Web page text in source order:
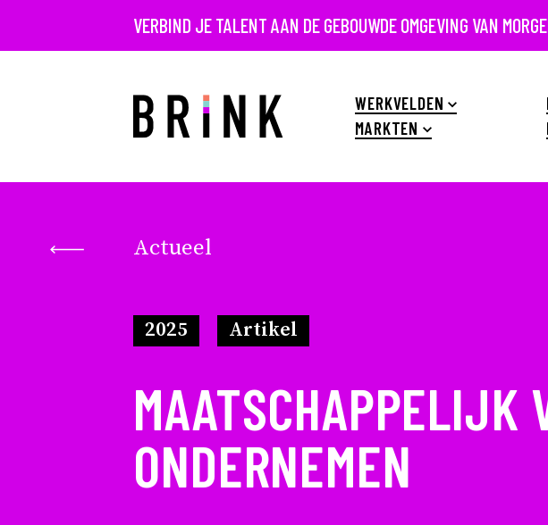
VERBIND JE TALENT AAN DE GEBOUWDE OMGEVING VAN
WERKVELDEN
MARKTEN
Actueel
2025 Artikel
MAATSCHAPPELIJK
ONDERNEMEN